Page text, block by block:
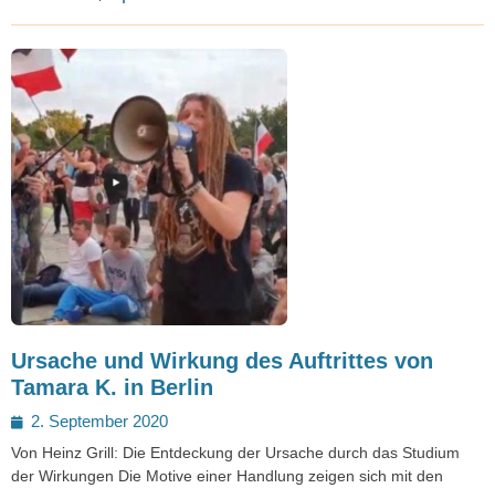
Ursache und Wirkung des Auftrittes von
Tamara K. in Berlin
Posted
on
2. September 2020
Von Heinz Grill: Die Entdeckung der Ursache durch das Studium
der Wirkungen Die Motive einer Handlung zeigen sich mit den